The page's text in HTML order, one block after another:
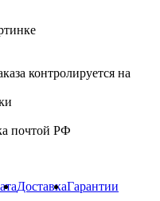
контролируется на
почтой РФ
ДоставкаГарантии